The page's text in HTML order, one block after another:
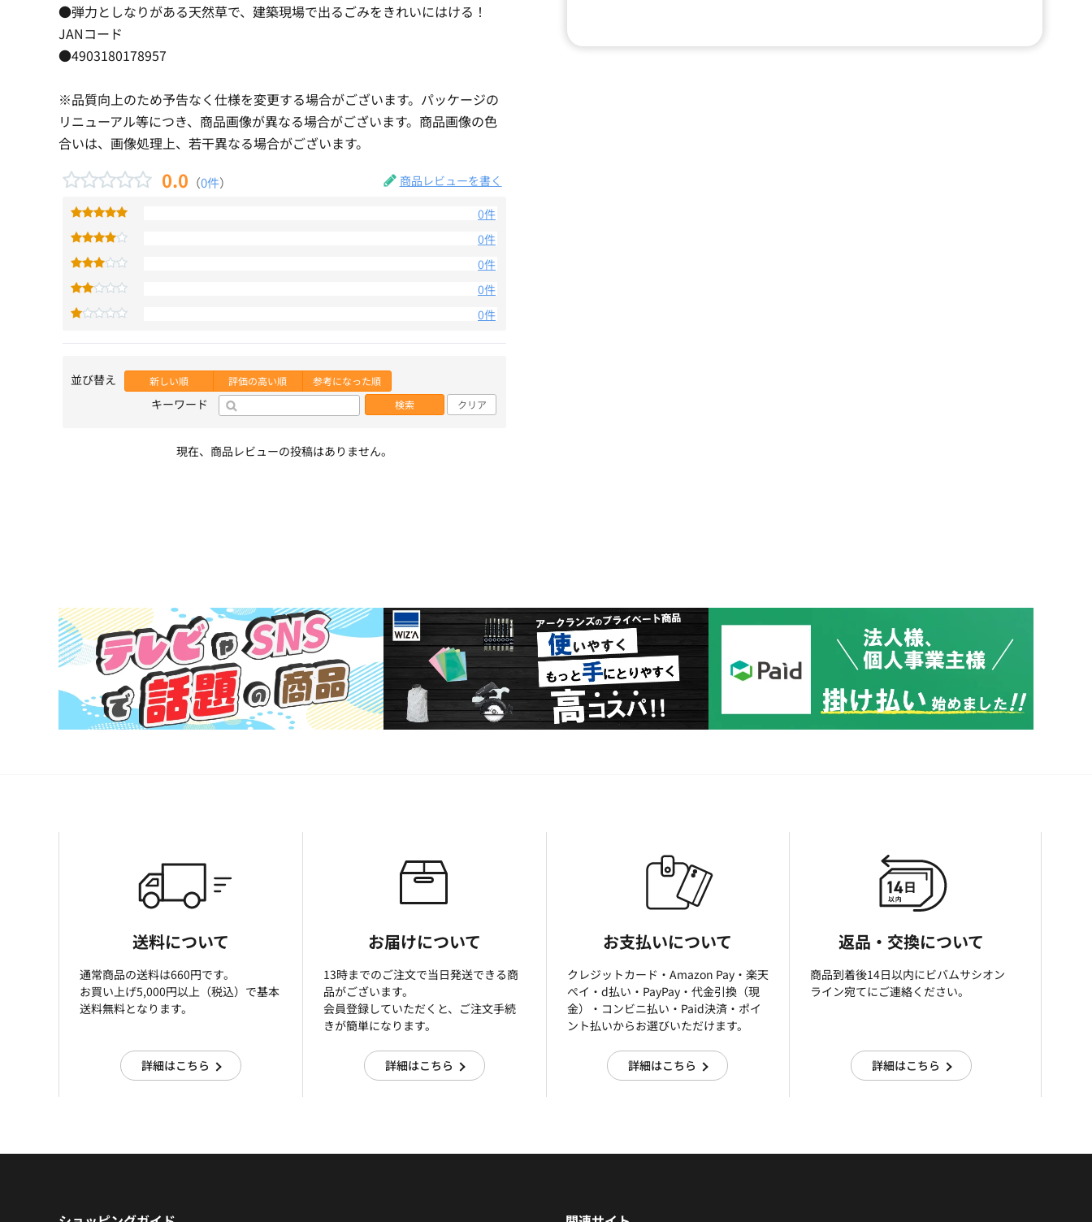
●弾力としなりがある天然草で、建築現場で出るごみをきれいにはける！
JANコード
●4903180178957
※品質向上のため予告なく仕様を変更する場合がございます。パッケージの
リニューアル等につき、商品画像が異なる場合がございます。商品画像の色
合いは、画像処理上、若干異なる場合がございます。
0.0 （0件） 商品レビューを書く
0件
0件
0件
0件
0件
並び替え 新しい順 評価の高い順 参考になった順
キーワード 検索 クリア
現在、商品レビューの投稿はありません。
送料について
通常商品の送料は660円です。
お買い上げ5,000円以上（税込）で基本
送料無料となります。
詳細はこちら
お届けについて
13時までのご注文で当日発送できる商
品がございます。
会員登録していただくと、ご注文手続
きが簡単になります。
詳細はこちら
お支払いについて
クレジットカード・Amazon Pay・楽天
ぺイ・d払い・PayPay・代金引換（現
金）・コンビニ払い・Paid決済・ポイ
ント払いからお選びいただけます。
詳細はこちら
返品・交換について
商品到着後14日以内にビバムサシオン
ライン宛てにご連絡ください。
詳細はこちら